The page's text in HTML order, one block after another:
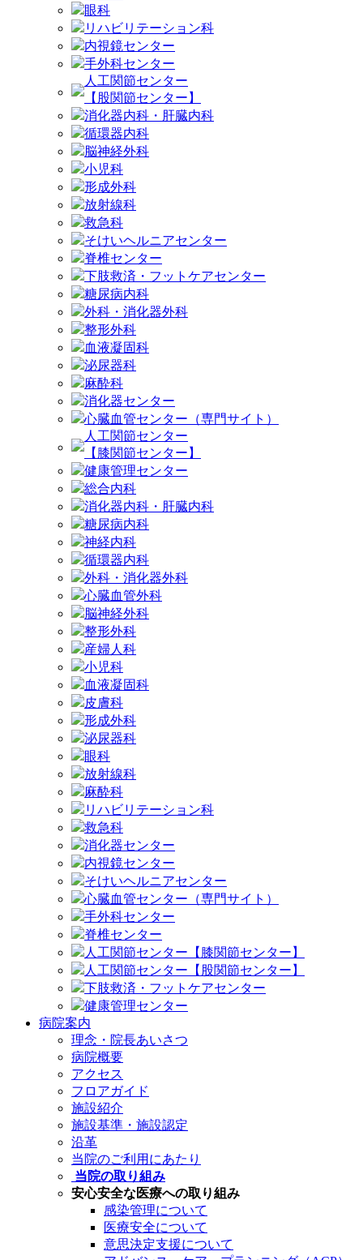
眼科
リハビリテーション科
内視鏡センター
手外科センター
人工関節センター
【股関節センター】
消化器内科・肝臓内科
循環器内科
脳神経外科
小児科
形成外科
放射線科
救急科
そけいヘルニアセンター
脊椎センター
下肢救済・フットケアセンター
糖尿病内科
外科・消化器外科
整形外科
血液凝固科
泌尿器科
麻酔科
消化器センター
心臓血管センター（専門サイト）
人工関節センター
【膝関節センター】
健康管理センター
総合内科
消化器内科・肝臓内科
糖尿病内科
神経内科
循環器内科
外科・消化器外科
心臓血管外科
脳神経外科
整形外科
産婦人科
小児科
血液凝固科
皮膚科
形成外科
泌尿器科
眼科
放射線科
麻酔科
リハビリテーション科
救急科
消化器センター
内視鏡センター
そけいヘルニアセンター
心臓血管センター（専門サイト）
手外科センター
脊椎センター
人工関節センター【膝関節センター】
人工関節センター【股関節センター】
下肢救済・フットケアセンター
健康管理センター
病院案内
理念・院長あいさつ
病院概要
アクセス
フロアガイド
施設紹介
施設基準・施設認定
沿革
当院のご利用にあたり
当院の取り組み
安心安全な医療への取り組み
感染管理について
医療安全について
意思決定支援について